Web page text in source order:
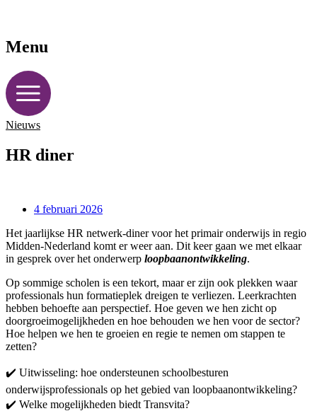
Menu
Nieuws
HR diner
4 februari 2026
Het jaarlijkse HR netwerk-diner voor het primair onderwijs in regio
Midden-Nederland komt er weer aan. Dit keer gaan we met elkaar
in gesprek over het onderwerp loopbaanontwikkeling.
Op sommige scholen is een tekort, maar er zijn ook plekken waar
professionals hun formatieplek dreigen te verliezen. Leerkrachten
hebben behoefte aan perspectief. Hoe geven we hen zicht op
doorgroeimogelijkheden en hoe behouden we hen voor de sector?
Hoe helpen we hen te groeien en regie te nemen om stappen te
zetten?
✔️ Uitwisseling: hoe ondersteunen schoolbesturen
onderwijsprofessionals op het gebied van loopbaanontwikkeling?
✔️ Welke mogelijkheden biedt Transvita?